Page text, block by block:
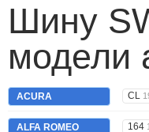
Шину
модели
ACURA CL
ALFA ROMEO 164